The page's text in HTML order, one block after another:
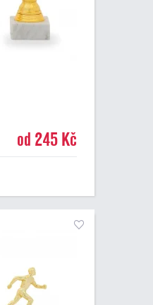
od 245 Kč